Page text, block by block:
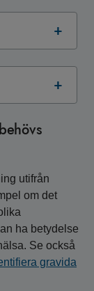
utifrån
om det
ha betydelse
Se också
gravida